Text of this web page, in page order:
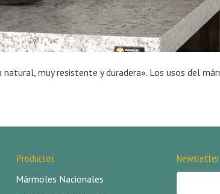
Productos
Mármoles Nacionales
Newsletter